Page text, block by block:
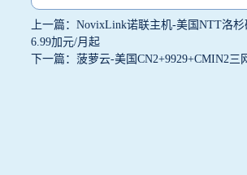
上一篇：NovixLink诺联主机-美国NTT洛
6.99加元/月起
下一篇：菠萝云-美国CN2+9929+CMIN2